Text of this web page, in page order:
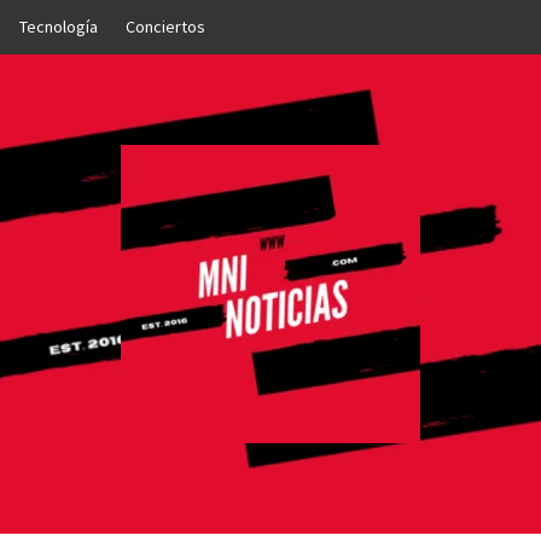
Tecnología Conciertos